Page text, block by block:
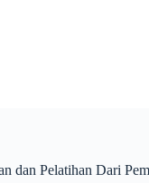
dan Pelatihan Dari